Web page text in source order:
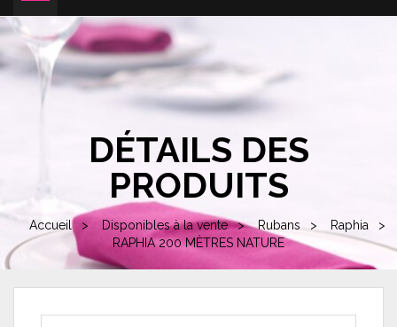
DÉTAILS DES
PRODUITS
Accueil Disponibles à la vente Rubans
Raphia
RAPHIA 200 MÈTRES NATURE